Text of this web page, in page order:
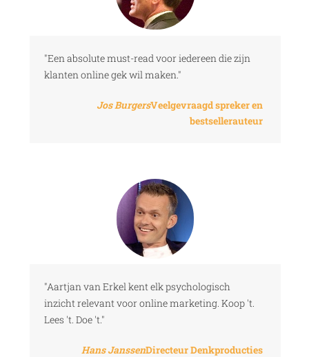
"Een absolute must-read voor iedereen die zijn
klanten online gek wil maken."
Jos BurgersVeelgevraagd spreker en
bestsellerauteur
"Aartjan van Erkel kent elk psychologisch
inzicht relevant voor online marketing. Koop 't.
Lees 't. Doe 't."
Hans JanssenDirecteur Denkproducties